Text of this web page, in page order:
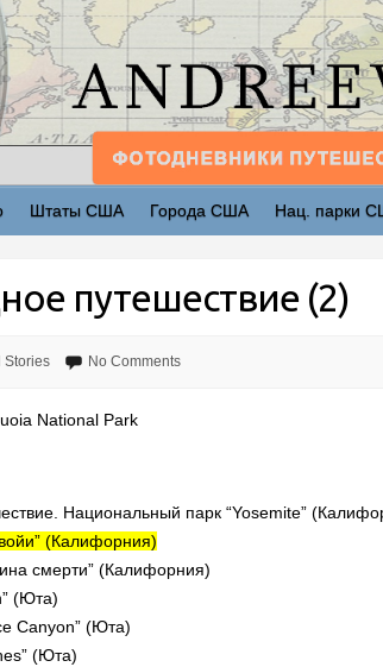
Штаты США Города США Нац. парки
путешествие (2)
Stories No Comments
National Park
Национальный парк “Yosemite”
(Калифорния)
смерти” (Калифорния)
(Юта)
Canyon” (Юта)
(Юта)